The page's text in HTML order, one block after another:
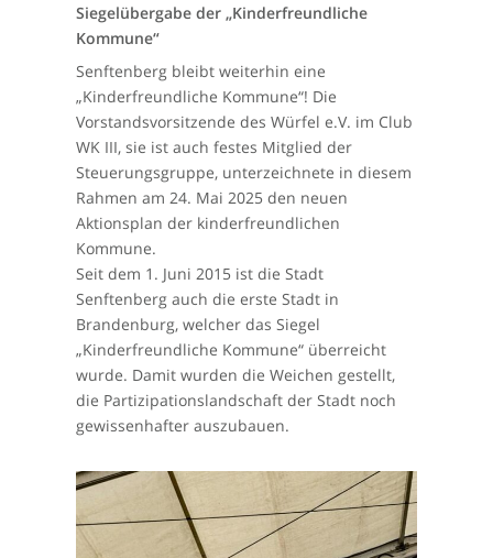
Siegelübergabe der „Kinderfreundliche
Kommune“
Senftenberg bleibt weiterhin eine
„Kinderfreundliche Kommune“! Die
Vorstandsvorsitzende des Würfel e.V. im Club
WK III, sie ist auch festes Mitglied der
Steuerungsgruppe, unterzeichnete in diesem
Rahmen am 24. Mai 2025 den neuen
Aktionsplan der kinderfreundlichen
Kommune.
Seit dem 1. Juni 2015 ist die Stadt
Senftenberg auch die erste Stadt in
Brandenburg, welcher das Siegel
„Kinderfreundliche Kommune“ überreicht
wurde. Damit wurden die Weichen gestellt,
die Partizipationslandschaft der Stadt noch
gewissenhafter auszubauen.